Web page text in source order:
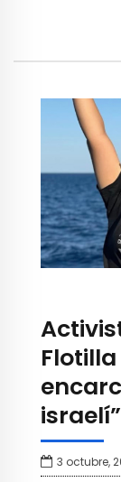
israelí”
3 octubre,